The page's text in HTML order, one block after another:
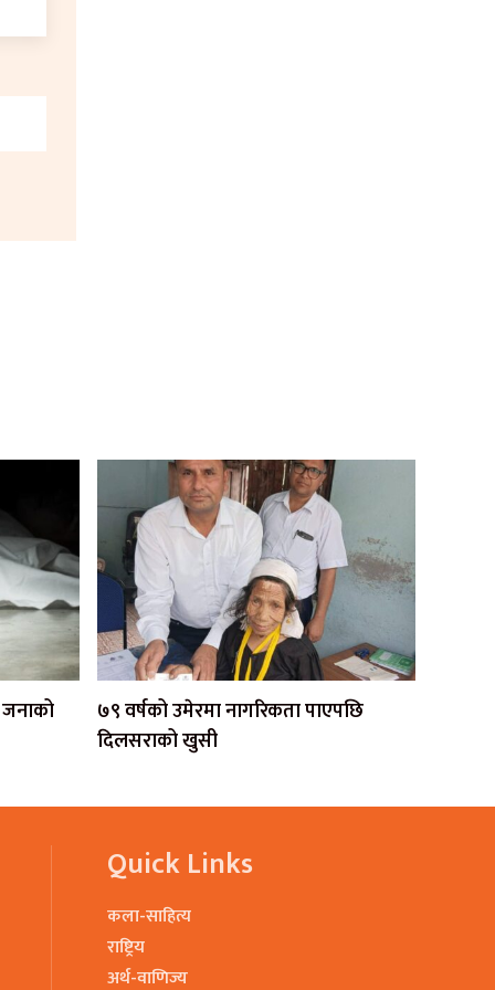
७९ वर्षको उमेरमा नागरिकता पाएपछि
दिलसराको खुसी
Quick Links
कला-साहित्य
राष्ट्रिय
अर्थ-वाणिज्य